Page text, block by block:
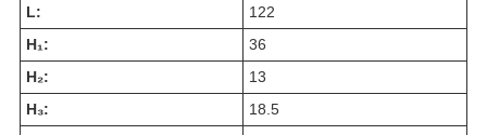
L:
122
H₁:
36
H₂:
13
H₃:
18.5